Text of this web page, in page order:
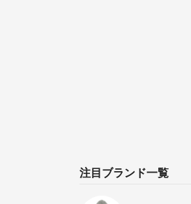
注目ブランド一覧